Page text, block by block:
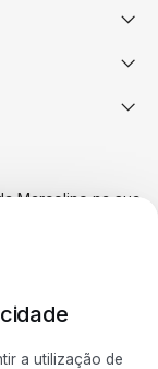
Marcolino na sua
a utilização de